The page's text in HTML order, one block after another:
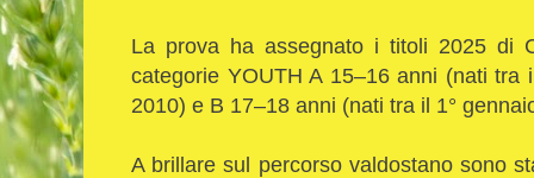
La prova ha assegnato i titoli 2025 di
categorie YOUTH A 15–16 anni (nati
2010) e B 17–18 anni (nati tra il 1°
A brillare sul percorso valdostano sono